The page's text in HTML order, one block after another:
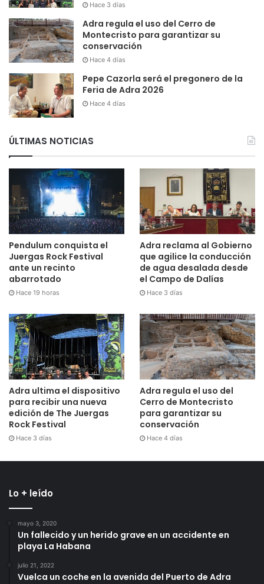
Hace 3 días
Adra regula el uso del Cerro de
Montecristo para garantizar su
conservación
Hace 4 días
Pepe Cazorla será el pregonero de la
Feria de Adra 2026
Hace 4 días
ÚLTIMAS NOTICIAS
Pendulum conquista el
Juergas Rock Festival
ante un recinto
abarrotado
Hace 19 horas
Adra reclama al Gobierno
que agilice la conducción
de agua desalada desde
el Campo de Dalías
Hace 3 días
Adra ultima el dispositivo
para recibir una nueva
edición de The Juergas
Rock Festival
Hace 3 días
Adra regula el uso del
Cerro de Montecristo
para garantizar su
conservación
Hace 4 días
Lo + leído
mayo 3, 2020
Un fallecido y un herido grave en un accidente en
playa La Habana
julio 21, 2022
Vuelca un coche en la avenida del Puerto de Adra